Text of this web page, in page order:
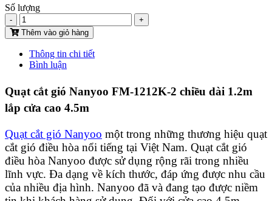
Số lượng
-
+
Thêm vào giỏ hàng
Thông tin chi tiết
Bình luận
Quạt cắt gió Nanyoo FM-1212K-2 chiều dài 1.2m
lắp cửa cao 4.5m
Quạt cắt gió Nanyoo một trong những thương hiệu quạt
cắt gió điều hòa nổi tiếng tại Việt Nam. Quạt cắt gió
điều hòa Nanyoo được sử dụng rộng rãi trong nhiều
lĩnh vực. Đa dạng về kích thước, đáp ứng được nhu cầu
của nhiều địa hình. Nanyoo đã và đang tạo được niềm